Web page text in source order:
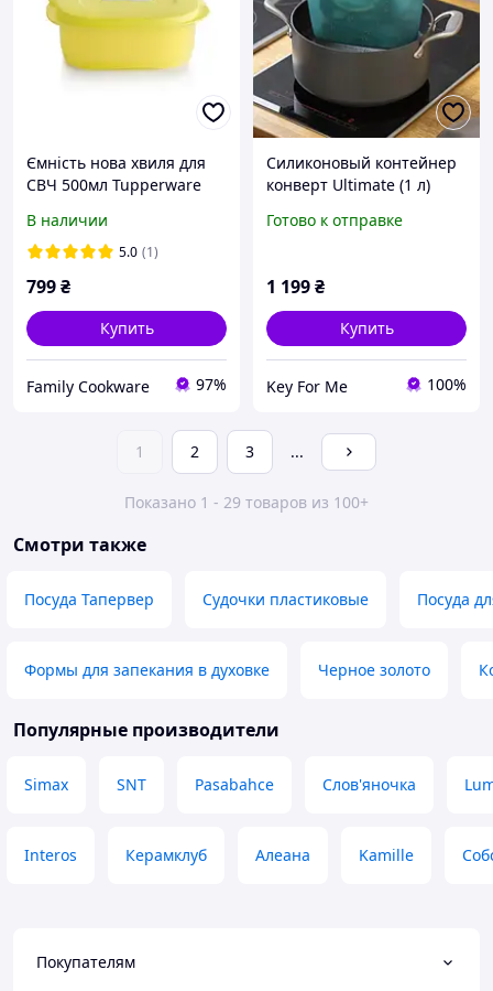
Ємність нова хвиля для
СВЧ 500мл Tupperware
В наличии
5.0 (1)
799₴
Купить
Family Cookware 97%
Силиконовый контейнер
конверт Ultimate (1 л)
Готово к отправке
1 199₴
Купить
Key For Me 100%
1 2 3 ...
Показано 1 - 29 товаров из 100+
Смотри также
Посуда Тапервер Судочки пластиковые Посуда
Формы для запекания в духовке Черное золото
Популярные производители
Simax SNT Pasabahce Слов'яночка
Interos Керамклуб Алеана Kamille
Покупателям